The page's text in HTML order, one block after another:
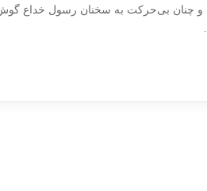
و چنان بی‌حرکت به سخنان رسول خداع گوش